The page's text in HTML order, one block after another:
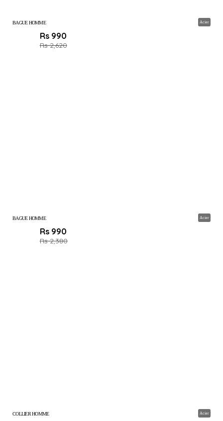
Acier
BAGUE HOMME
Rs 990
Rs 2,620
Acier
BAGUE HOMME
Rs 990
Rs 2,380
Acier
COLLIER HOMME